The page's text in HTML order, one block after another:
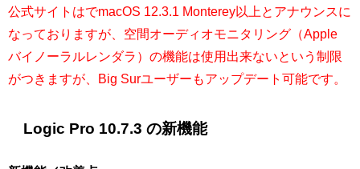
公式サイトはでmacOS 12.3.1 Monterey以上とアナウンスに
なっておりますが、空間オーディオモニタリング（Apple
バイノーラルレンダラ）の機能は使用出来ないという制限
がつきますが、Big Surユーザーもアップデート可能です。
Logic Pro 10.7.3 の新機能